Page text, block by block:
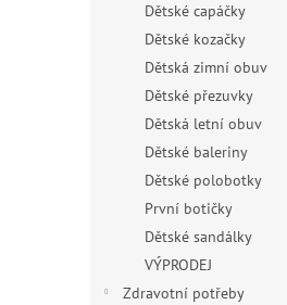
Dětské capáčky
Dětské kozačky
Dětská zimní obuv
Dětské přezuvky
Dětská letní obuv
Dětské baleriny
Dětské polobotky
První botičky
Dětské sandálky
VÝPRODEJ
Zdravotní potřeby